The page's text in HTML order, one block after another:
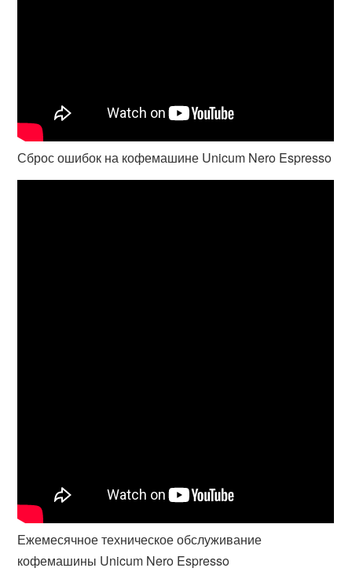
Сброс ошибок на кофемашине Unicum Nero Espresso
Ежемесячное техническое обслуживание
кофемашины Unicum Nero Espresso